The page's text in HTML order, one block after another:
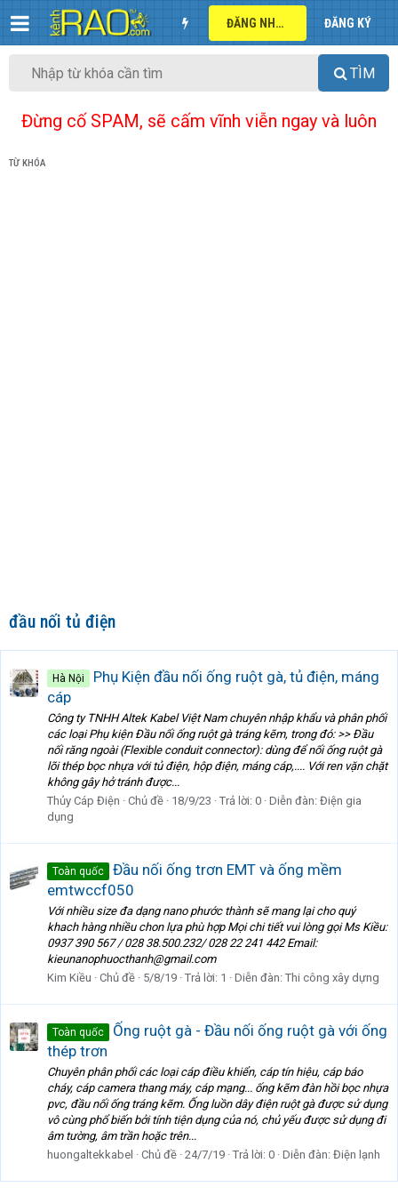
ĐĂNG NHẬP ĐĂNG KÝ
TÌM
Đừng cố SPAM, sẽ cấm vĩnh viễn ngay và luôn
TỪ KHÓA
đầu nối tủ điện
Hà Nội
Phụ Kiện đầu nối ống ruột gà, tủ điện, máng
cáp
Công ty TNHH Altek Kabel Việt Nam chuyên nhập khẩu và phân phối
các loại Phụ kiện Đầu nối ống ruột gà tráng kẽm, trong đó: >> Đầu
nối răng ngoài (Flexible conduit connector): dùng để nối ống ruột gà
lõi thép bọc nhựa với tủ điện, hộp điện, máng cáp,.... Với ren vặn chặt
không gây hở tránh được...
Thủy Cáp Điện
Chủ đề 18/9/23 Trả lời: 0 Diễn đàn: Điện gia
dụng
Toàn quốc
Đầu nối ống trơn EMT và ống mềm
emtwccf050
Với nhiều size đa dạng nano phước thành sẽ mang lại cho quý
khach hàng nhiều chon lựa phù hợp Mọi chi tiết vui lòng gọi Ms Kiều:
0937 390 567 / 028 38.500.232/ 028 22 241 442 Email:
kieunanophuocthanh@gmail.com
Kim Kiều
Chủ đề 5/8/19 Trả lời: 1 Diễn đàn: Thi công xây dựng
Toàn quốc
Ống ruột gà - Đầu nối ống ruột gà với ống
thép trơn
Chuyên phân phối các loại cáp điều khiển, cáp tín hiệu, cáp báo
cháy, cáp camera thang máy, cáp mạng... ống kẽm đàn hồi bọc nhựa
pvc, đầu nối ống tráng kẽm. Ống luồn dây điện ruột gà được sử dụng
vô cùng phổ biến bởi tính tiện dụng của nó, chủ yếu được sử dụng đi
âm tường, âm trần hoặc trên...
huongaltekkabel
Chủ đề 24/7/19 Trả lời: 0 Diễn đàn: Điện lạnh